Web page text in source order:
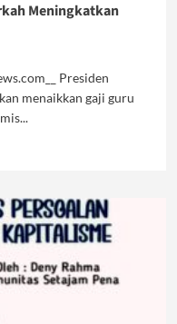
Meningkatkan
Presiden
menaikkan gaji guru